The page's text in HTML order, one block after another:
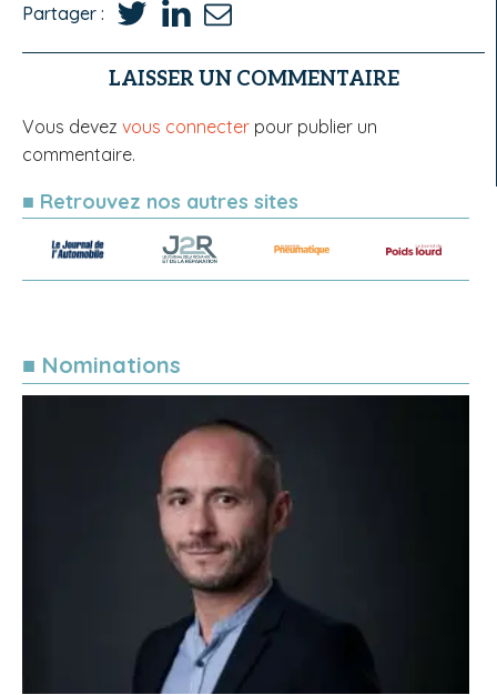
Partager :
LAISSER UN COMMENTAIRE
Vous devez vous connecter pour publier un
commentaire.
■ Retrouvez nos autres sites
■ Nominations